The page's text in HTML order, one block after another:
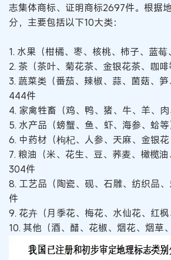
志集体商标、证明商标2697件。根据
分，主要包括以下10大类：
1. 水果（柑橘、枣、核桃、柿子、蓝
2. 茶（茶叶、菊花茶、金银花茶、咖
3. 蔬菜类（番茄、辣椒、蒜、菌菇、笋
444件
4. 家禽牲畜（鸡、鸭、猪、牛、羊、
5. 水产品（螃蟹、鱼、虾、海参、蛤等
6. 中药材（枸杞、人参、天麻、金银
7. 粮油（米、花生、豆、荞麦、橄榄油
304件
8. 工艺品（陶瓷、砚、石雕、纺织品
件
9. 花卉（月季花、梅花、水仙花、红
10. 其他（酒、醋、花椒、烟花、烟草